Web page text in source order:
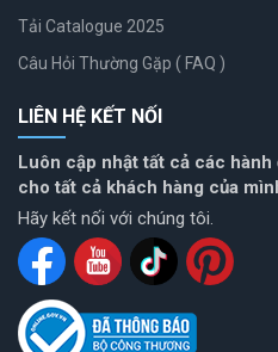
Tải Catalogue 2025
Câu Hỏi Thường Gặp ( FAQ )
LIÊN HỆ KẾT NỐI
Luôn cập nhật tất cả các
cho tất cả khách hàng của
Hãy kết nối với chúng tôi.